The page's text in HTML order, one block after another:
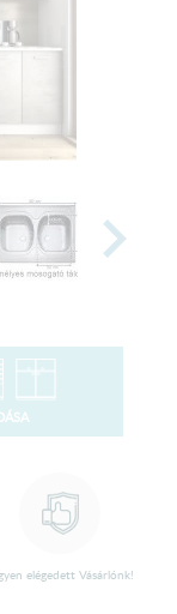
elégedett Vásárlónk!